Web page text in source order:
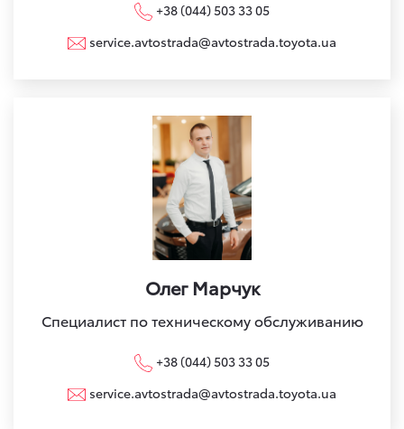
+38 (044) 503 33 05
service.avtostrada@avtostrada.toyota.ua
Олег Марчук
Специалист по техническому обслуживанию
+38 (044) 503 33 05
service.avtostrada@avtostrada.toyota.ua